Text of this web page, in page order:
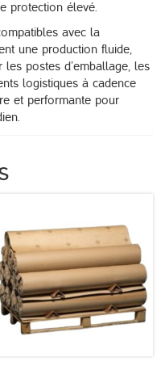
protection élevé.
avec la
une production fluide,
postes d’emballage, les
logistiques à cadence
et performante pour